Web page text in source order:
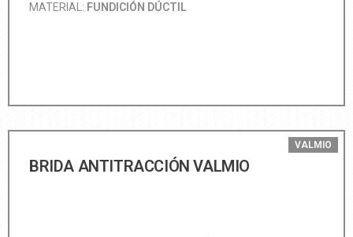
MATERIAL: FUNDICIÓN DÚCTIL
BRIDA ANTITRACCIÓN VALMIO
VALMIO